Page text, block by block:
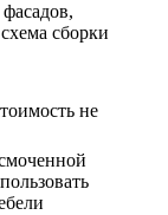
сборки
не